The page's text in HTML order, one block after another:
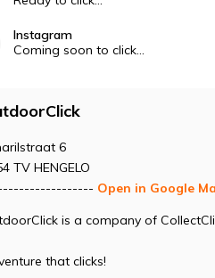
Instagram
Coming soon to click...
6
TV HENGELO
Open in Google
is a company of
that clicks!